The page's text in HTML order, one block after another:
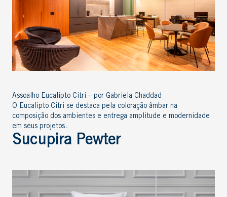
Assoalho Eucalipto Citri – por Gabriela Chaddad
O Eucalipto Citri se destaca pela coloração âmbar na
composição dos ambientes e entrega amplitude e modernidade
em seus projetos.
Sucupira Pewter